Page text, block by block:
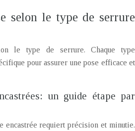
selon le type de serrure
le type de serrure. Chaque type
pour assurer une pose efficace et
un guide étape par
encastrée requiert précision et minutie.